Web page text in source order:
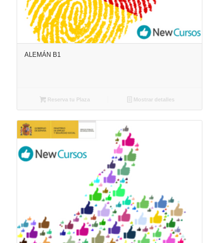
ALEMÁN B1
Reserva tu Plaza Mostrar detalles